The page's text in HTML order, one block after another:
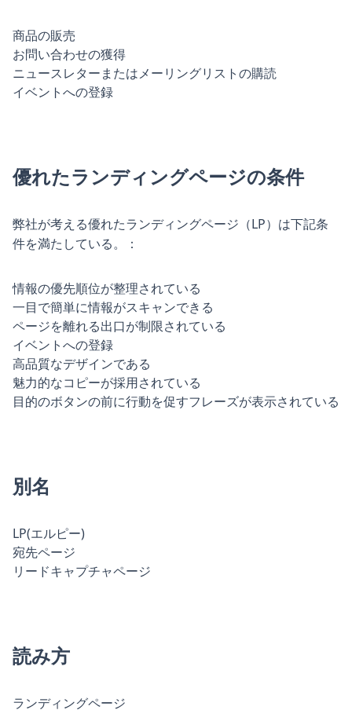
商品の販売
お問い合わせの獲得
ニュースレターまたはメーリングリストの購読
イベントへの登録
優れたランディングページの条件
弊社が考える優れたランディングページ（LP）は下記条
件を満たしている。：
情報の優先順位が整理されている
一目で簡単に情報がスキャンできる
ページを離れる出口が制限されている
イベントへの登録
高品質なデザインである
魅力的なコピーが採用されている
目的のボタンの前に行動を促すフレーズが表示されている
別名
LP(エルピー)
宛先ページ
リードキャプチャページ
読み方
ランディングページ